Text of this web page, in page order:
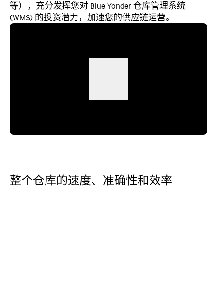
等），充分发挥您对 Blue Yonder 仓库管理系统
(WMS) 的投资潜力，加速您的供应链运营。
整个仓库的速度、准确性和效率